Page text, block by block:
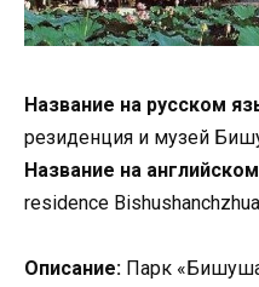
Название на русском
резиденция и музей
Название на
residence
Описание: Парк